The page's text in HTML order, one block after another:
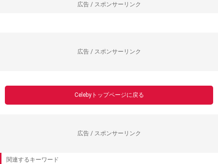
広告 / スポンサーリンク
広告 / スポンサーリンク
Celebyトップページに戻る
広告 / スポンサーリンク
関連するキーワード